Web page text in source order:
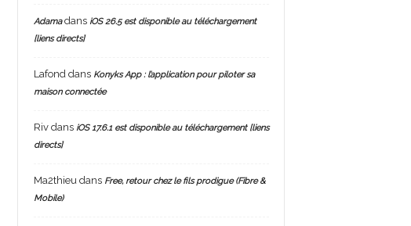
Adamadans iOS 26.5 est disponible au téléchargement
[liens directs]
Lafond dans Konyks App : l’application pour piloter sa
maison connectée
Rivdans iOS 17.6.1 est disponible au téléchargement [liens
directs]
Ma2thieu dans Free, retour chez le fils prodigue (Fibre &
Mobile)